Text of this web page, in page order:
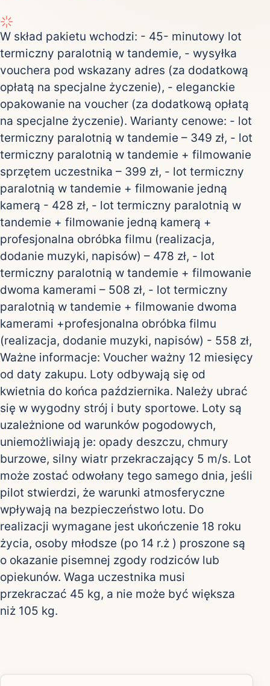
W skład pakietu wchodzi: - 45- minutowy lot
termiczny paralotnią w tandemie, - wysyłka
vouchera pod wskazany adres (za dodatkową
opłatą na specjalne życzenie), - eleganckie
opakowanie na voucher (za dodatkową opłatą
na specjalne życzenie). Warianty cenowe: - lot
termiczny paralotnią w tandemie – 349 zł, - lot
termiczny paralotnią w tandemie + filmowanie
sprzętem uczestnika – 399 zł, - lot termiczny
paralotnią w tandemie + filmowanie jedną
kamerą - 428 zł, - lot termiczny paralotnią w
tandemie + filmowanie jedną kamerą +
profesjonalna obróbka filmu (realizacja,
dodanie muzyki, napisów) – 478 zł, - lot
termiczny paralotnią w tandemie + filmowanie
dwoma kamerami – 508 zł, - lot termiczny
paralotnią w tandemie + filmowanie dwoma
kamerami +profesjonalna obróbka filmu
(realizacja, dodanie muzyki, napisów) - 558 zł,
Ważne informacje: Voucher ważny 12 miesięcy
od daty zakupu. Loty odbywają się od
kwietnia do końca października. Należy ubrać
się w wygodny strój i buty sportowe. Loty są
uzależnione od warunków pogodowych,
uniemożliwiają je: opady deszczu, chmury
burzowe, silny wiatr przekraczający 5 m/s. Lot
może zostać odwołany tego samego dnia, jeśli
pilot stwierdzi, że warunki atmosferyczne
wpływają na bezpieczeństwo lotu. Do
realizacji wymagane jest ukończenie 18 roku
życia, osoby młodsze (po 14 r.ż ) proszone są
o okazanie pisemnej zgody rodziców lub
opiekunów. Waga uczestnika musi
przekraczać 45 kg, a nie może być większa
niż 105 kg.